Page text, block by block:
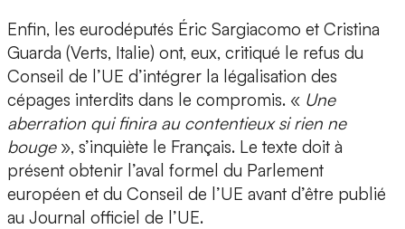
Enfin, les eurodéputés Éric Sargiacomo et Cristina
Guarda (Verts, Italie) ont, eux, critiqué le refus du
Conseil de l’UE d’intégrer la légalisation des
cépages interdits dans le compromis. « Une
aberration qui finira au contentieux si rien ne
bouge», s’inquiète le Français. Le texte doit à
présent obtenir l’aval formel du Parlement
européen et du Conseil de l’UE avant d’être publié
au Journal officiel de l’UE.